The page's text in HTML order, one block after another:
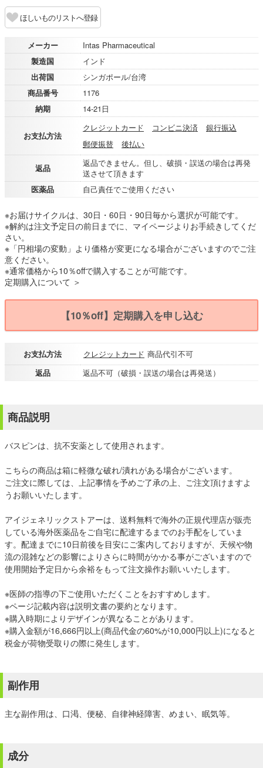
ほしいものリストへ登録
メーカー
Intas Pharmaceutical
製造国
インド
出荷国
シンガポール/台湾
商品番号
1176
納期
14-21日
お支払方法
クレジットカード コンビニ決済
銀行振込
郵便振替
後払い
返品
返品できません。但し、破損・誤送の場合は再発
送させて頂きます
医薬品
自己責任でご使用ください
※お届けサイクルは、30日・60日・90日毎から選択が可能です。
※解約は注文予定日の前日までに、マイページよりお手続きしてくだ
さい。
※「円相場の変動」より価格が変更になる場合がございますのでご注
意ください。
※通常価格から10％offで購入することが可能です。
定期購入について ＞
【10％off】定期購入を申し込む
お支払方法 クレジットカード 商品代引不可
返品
返品不可（破損・誤送の場合は再発送）
商品説明
バスピンは、抗不安薬として使用されます。
こちらの商品は箱に軽微な破れ/潰れがある場合がございます。
ご注文に際しては、上記事情を予めご了承の上、ご注文頂けますよ
うお願いいたします。
アイジェネリックストアーは、送料無料で海外の正規代理店が販売
している海外医薬品をご自宅に配達するまでのお手配をしていま
す。配達までに10日前後を目安にご案内しておりますが、天候や物
流の混雑などの影響によりさらに時間がかかる事がございますので
使用開始予定日から余裕をもって注文操作お願いいたします。
※医師の指導の下ご使用いただくことをおすすめします。
※ページ記載内容は説明文書の要約となります。
※購入時期によりデザインが異なることがあります。
※購入金額が16,666円以上(商品代金の60%が10,000円以上)になると
税金が荷物受取りの際に発生します。
副作用
主な副作用は、口渇、便秘、自律神経障害、めまい、眠気等。
成分